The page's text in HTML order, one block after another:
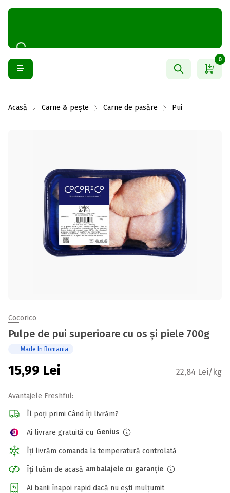
0
Acasă Carne & pește Carne de pasăre Pui
Cocorico
Pulpe de pui superioare cu os și piele 700g
Made In Romania
15,99 Lei 22,84 Lei/kg
Avantajele Freshful:
Îl poți primi Când îți livrăm?
Ai livrare gratuită cu Genius
Îți livrăm comanda la temperatură controlată
Îți luăm de acasă ambalajele cu garanție
Ai banii înapoi rapid dacă nu ești mulțumit